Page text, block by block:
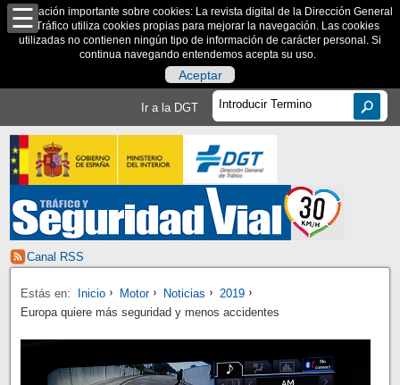
Información importante sobre cookies: La revista digital de la Dirección General
de Tráfico utiliza cookies propias para mejorar la navegación. Las cookies
utilizadas no contienen ningún tipo de información de carácter personal. Si
continua navegando entendemos acepta su uso.
Aceptar
Ir a la DGT
Canal RSS
Estás en: Inicio Motor Noticias
2019
Europa quiere más seguridad y menos accidentes